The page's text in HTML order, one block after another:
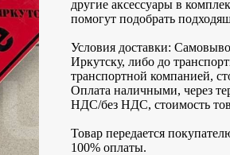
другие аксессуары в
помогут подобрать
Условия доставки:
Иркутску, либо до
транспортной компанией,
Оплата наличными, через
НДС/без НДС, стоимость
Товар передается
100% оплаты.